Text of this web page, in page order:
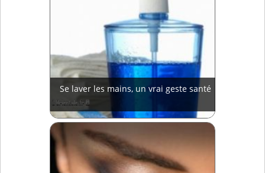
Se laver les mains, un vrai geste santé